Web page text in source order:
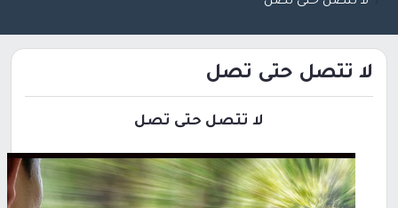
لا تتصل حتى تصل
لا تتصل حتى تصل